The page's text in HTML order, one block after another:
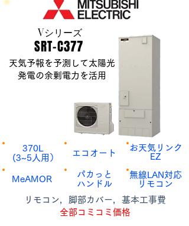
​SRT-C377
Vシリーズ
天気予報を予測して太陽光
発電の余剰電力を活用
​370L
​(3~5人用）
​エコオート
​お天気リンク​
​EZ
​MeAMOR
​パカっと
​ハンドル
​無線LAN対応
​リモコン
​リモコン，脚部カバー，基本工事費
全部コミコミ価格